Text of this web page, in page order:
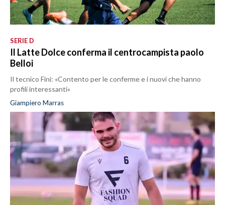
SERIE D
Il Latte Dolce conferma il centrocampista paolo
Belloi
Il tecnico Fini: «Contento per le conferme e i nuovi che hanno
profili interessanti»
Giampiero Marras